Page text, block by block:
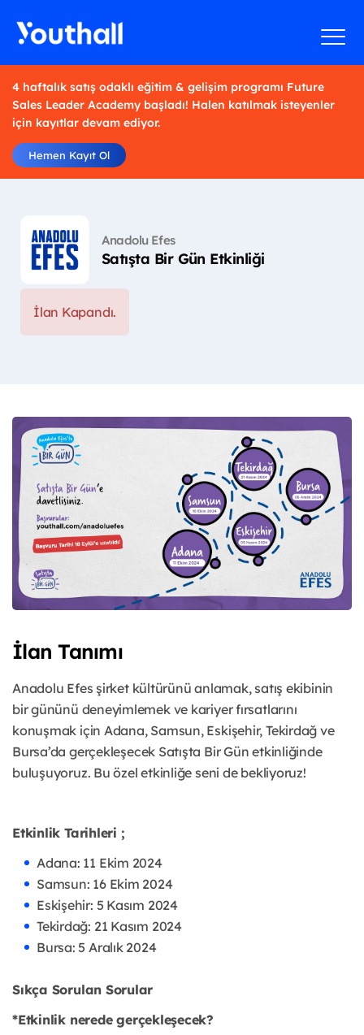
4 haftalık satış odaklı eğitim & gelişim programı Future
Sales Leader Academy başladı! Halen katılmak isteyenler
için kayıtlar devam ediyor.
Hemen Kayıt Ol
Anadolu Efes
Satışta Bir Gün Etkinliği
İlan Kapandı.
İlan Tanımı
Anadolu Efes şirket kültürünü anlamak, satış ekibinin
bir gününü deneyimlemek ve kariyer fırsatlarını
konuşmak için Adana, Samsun, Eskişehir, Tekirdağ ve
Bursa’da gerçekleşecek Satışta Bir Gün etkinliğinde
buluşuyoruz. Bu özel etkinliğe seni de bekliyoruz!
Etkinlik Tarihleri ;
Adana: 11 Ekim 2024
Samsun: 16 Ekim 2024
Eskişehir: 5 Kasım 2024
Tekirdağ: 21 Kasım 2024
Bursa: 5 Aralık 2024
Sıkça Sorulan Sorular
*Etkinlik nerede gerçekleşecek?